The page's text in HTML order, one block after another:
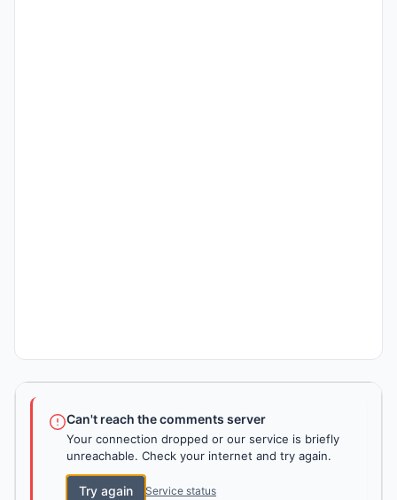
Can't reach the comments server
Your connection dropped or our service is briefly
unreachable. Check your internet and try again.
Try again Service status